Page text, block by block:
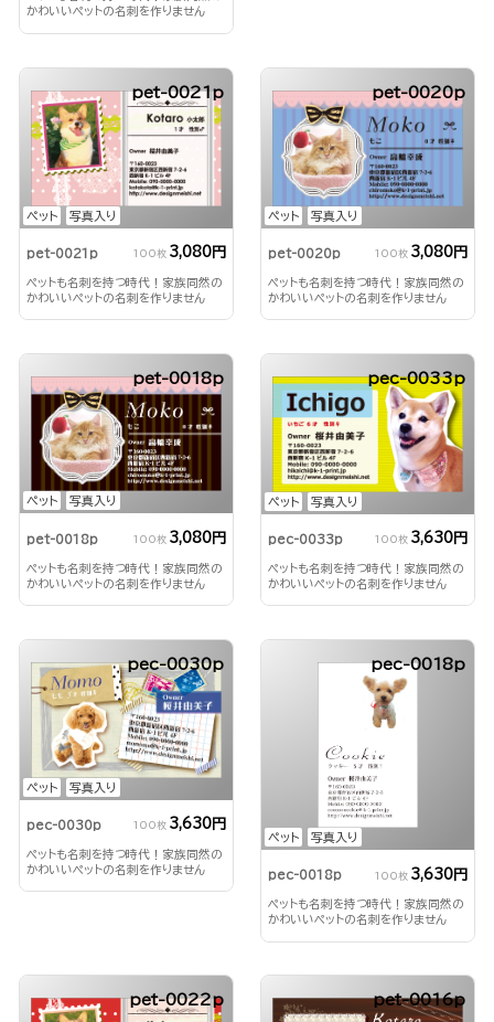
かわいいペットの名刺を作りません
ペット 写真入り
pet-0021p
pet-0021p 100枚 3,080円
ペットも名刺を持つ時代！家族同然の
かわいいペットの名刺を作りません
ペット 写真入り
pet-0020p
pet-0020p 100枚 3,080円
ペットも名刺を持つ時代！家族同然の
かわいいペットの名刺を作りません
ペット 写真入り
pet-0018p
pet-0018p 100枚 3,080円
ペットも名刺を持つ時代！家族同然の
かわいいペットの名刺を作りません
ペット 写真入り
pec-0033p
pec-0033p 100枚 3,630円
ペットも名刺を持つ時代！家族同然の
かわいいペットの名刺を作りません
ペット 写真入り
pec-0030p
pec-0030p 100枚 3,630円
ペットも名刺を持つ時代！家族同然の
かわいいペットの名刺を作りません
ペット 写真入り
pec-0018p
pec-0018p 100枚 3,630円
ペットも名刺を持つ時代！家族同然の
かわいいペットの名刺を作りません
pet-0022p pet-0016p